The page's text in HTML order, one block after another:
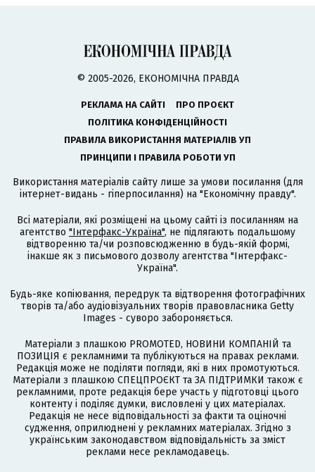
© 2005-2026, ЕКОНОМІЧНА ПРАВДА
РЕКЛАМА НА САЙТІ
ПРО ПРОЄКТ
ПОЛІТИКА КОНФІДЕНЦІЙНОСТІ
ПРАВИЛА ВИКОРИСТАННЯ МАТЕРІАЛІВ УП
ПРИНЦИПИ І ПРАВИЛА РОБОТИ УП
Використання матеріалів сайту лише за умови посилання (для
інтернет-видань - гіперпосилання) на "Економічну правду".
Всі матеріали, які розміщені на цьому сайті із посиланням на
агентство "Інтерфакс-Україна", не підлягають подальшому
відтворенню та/чи розповсюдженню в будь-якій формі,
інакше як з письмового дозволу агентства "Інтерфакс-
Україна".
Будь-яке копіювання, передрук та відтворення фотографічних
творів та/або аудіовізуальних творів правовласника Getty
Images - суворо забороняється.
Матеріали з плашкою PROMOTED, НОВИНИ КОМПАНІЙ та
ПОЗИЦІЯ є рекламними та публікуються на правах реклами.
Редакція може не поділяти погляди, які в них промотуються.
Матеріали з плашкою СПЕЦПРОЄКТ та ЗА ПІДТРИМКИ також є
рекламними, проте редакція бере участь у підготовці цього
контенту і поділяє думки, висловлені у цих матеріалах.
Редакція не несе відповідальності за факти та оціночні
судження, оприлюднені у рекламних матеріалах. Згідно з
українським законодавством відповідальність за зміст
реклами несе рекламодавець.